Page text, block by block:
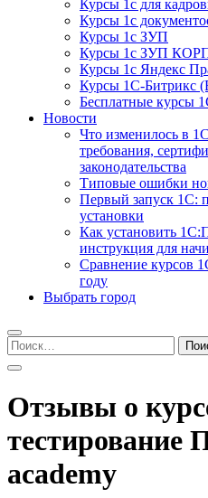
Курсы 1с для
Курсы 1с
Курсы 1с ЗУП
Курсы 1с ЗУП
Курсы 1с Яндекс
Курсы 1С-Битрикс
Бесплатные курсы
Новости
Что изменилось в
требования,
законодательства
Типовые ошибки
Первый запуск 1С:
установки
Как установить
инструкция для
Сравнение курсов
году
Выбрать город
Найти:
Отзывы о
academy